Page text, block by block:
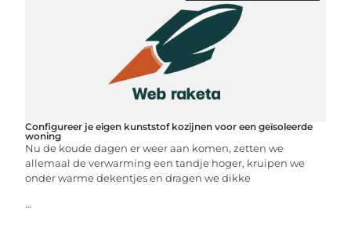
Configureer je eigen kunststof kozijnen voor een geïsoleerde
woning
Nu de koude dagen er weer aan komen, zetten we
allemaal de verwarming een tandje hoger, kruipen we
onder warme dekentjes en dragen we dikke
...